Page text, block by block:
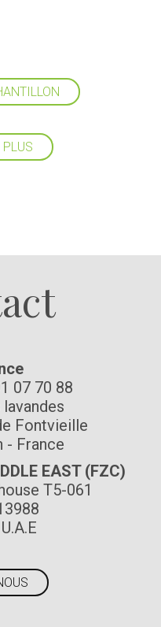
07 70 88
Fontvieille
- France
EAST (FZC)
T5-061